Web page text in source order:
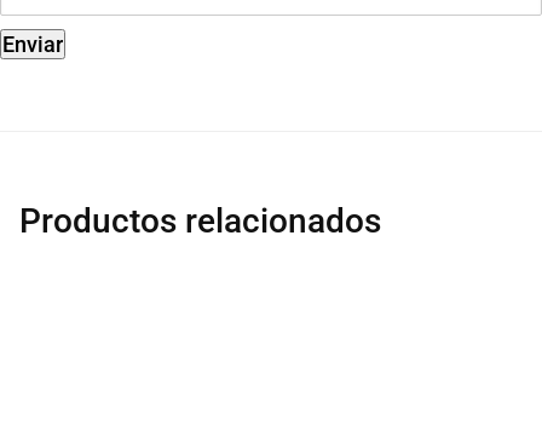
Productos relacionados